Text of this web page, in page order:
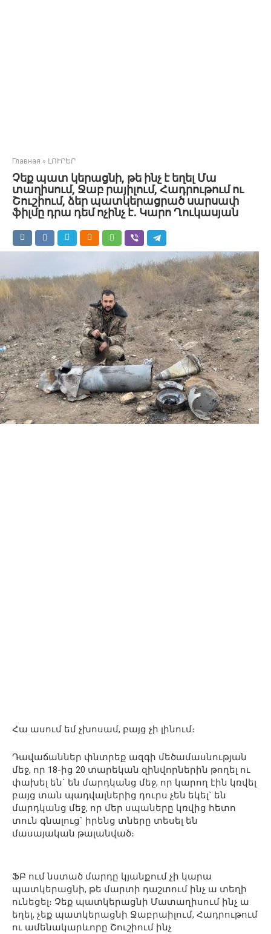
Главная » ԼՈՒՐԵՐ
Չեք պատ կերացնի, թե ինչ է եղել Մա
տաղիսում, Ջաբ րայիլում, Հադրութում ու
Շուշիում, ձեր պատկերացրած սարսափ
ֆիլմը դրա դեմ ոչինչ է․ Կարո Ղուկասյան
Հա ասում եմ չխոսամ, բայց չի լինում։
Դավաճաններ փնտրեք ազգի մեծամասնության
մեջ, որ 18-ից 20 տարեկան զինվորներին թողել ու
փախել են` են մարդկանց մեջ, որ կարող էին կռվել
բայց տան պադվալներից դուրս չեն եկել` են
մարդկանց մեջ, որ մեր սպաները կռվից հետո
տուն գնալուց` իրենց տները տեսել են
մասայական թալանված։
ՖԲ ում նստած մարդը կյանքում չի կարա
պատկերացնի, թե մարտի դաշտում ինչ ա տեղի
ունեցել։ Չեք պատկերացնի Մատաղիսում ինչ ա
եղել, չեք պատկերացնի Ջաբրաիլում, Հադրութում
ու ամենակարևորը Շուշիում ինչ